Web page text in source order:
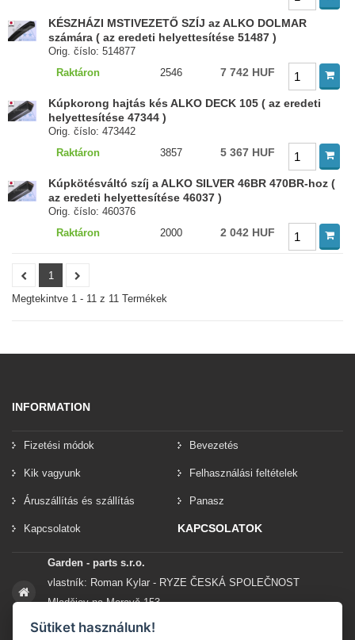
KÉSZHÁZI MSTIVEZETŐ SZÍJ az ALKO DOLMAR
számára ( az eredeti helyettesítése 51487 )
Orig. číslo: 514877
Raktáron
2546 7 742 HUF
Kúpkorong hajtás kés ALKO DECK 105 ( az eredeti
helyettesítése 47344 )
Orig. číslo: 473442
Raktáron
3857 5 367 HUF
Kúpkötésváltó szíj a ALKO SILVER 46BR 470BR-hoz (
az eredeti helyettesítése 46037 )
Orig. číslo: 460376
Raktáron
2000 2 042 HUF
1
Megtekintve 1 - 11 z 11 Termékek
INFORMATION
Fizetési módok Bevezetés
Kik vagyunk Felhasználási feltételek
Áruszállítás és szállítás Panasz
Kapcsolatok KAPCSOLATOK
Garden - parts s.r.o.
vlastník: Roman Kylar - RYZE ČESKÁ SPOLEČNOST
Mladějov na Moravě 153
56935 Mladějov na Moravě
Sütiket használunk!